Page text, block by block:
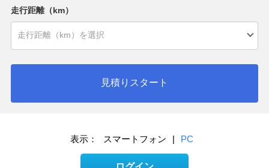
走行距離（km）
見積りスタート
表示： スマートフォン | PC